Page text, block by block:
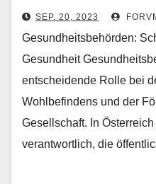
SEP. 20, 2023
Gesundheitsbehörden:
Gesundheit
entscheidende Rolle bei
Wohlbefindens und der
Gesellschaft. In
verantwortlich, die